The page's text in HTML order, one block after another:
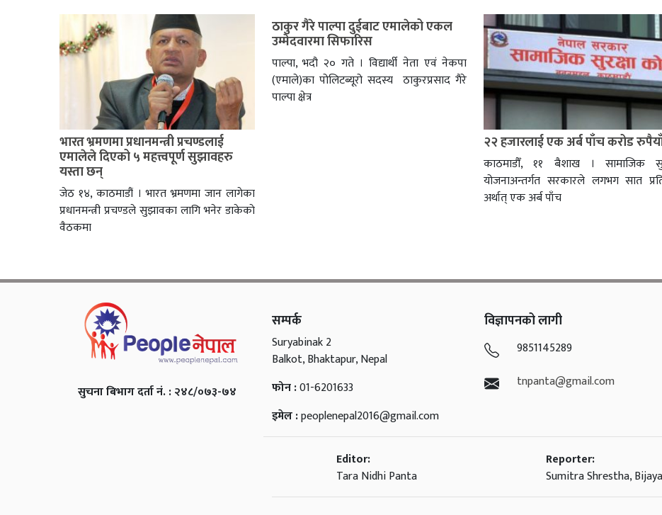
भारत भ्रमणमा प्रधानमन्त्री प्रचण्डलाई
एमालेले दिएको ५ महत्त्वपूर्ण सुझावहरु
यस्ता छन्
जेठ १४, काठमाडौं । भारत भ्रमणमा जान लागेका
प्रधानमन्त्री प्रचण्डले सुझावका लागि भनेर डाकेकाे
वैठकमा
ठाकुर गैरे पाल्पा दुईबाट एमालेको एकल
उम्मेदवारमा सिफारिस
पाल्पा, भदौ २० गते । विद्यार्थी नेता एवं नेकपा
(एमाले)का पोलिटब्यूरो सदस्य ठाकुरप्रसाद गैरे
पाल्पा क्षेत्र
२२ हजारलाई एक अर्ब पाँच करोड
काठमाडौँ, ११ बैशाख । सामाजिक
योजनाअन्तर्गत सरकारले लगभग सात
अर्थात् एक अर्ब पाँच
सुचना बिभाग दर्ता नं. : २४८/०७३-७४
सम्पर्क
Suryabinak 2
Balkot, Bhaktapur, Nepal
फोन :01-6201633
इमेल :peoplenepal2016@gmail.com
विज्ञापनको लागी
9851145289
tnpanta@gmail.com
Editor:
Tara Nidhi Panta
Reporter:
Sumitra Shrestha,